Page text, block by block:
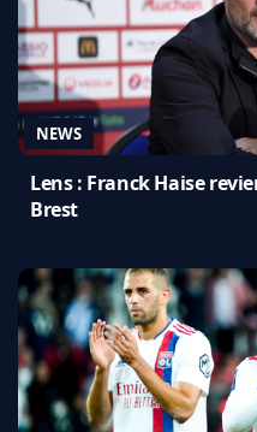
NEWS
Lens : Franck Haise
Brest